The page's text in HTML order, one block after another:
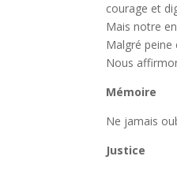
courage et
Mais notre
Malgré peine
Nous
Mémoire
Ne jamais
Justice